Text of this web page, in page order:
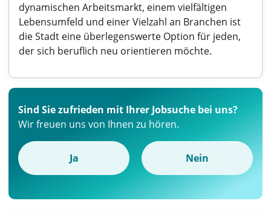
dynamischen Arbeitsmarkt, einem vielfältigen
Lebensumfeld und einer Vielzahl an Branchen ist
die Stadt eine überlegenswerte Option für jeden,
der sich beruflich neu orientieren möchte.
Sind Sie zufrieden mit Ihrer Jobsuche bei uns?
Wir freuen uns von Ihnen zu hören.
Ja Nein